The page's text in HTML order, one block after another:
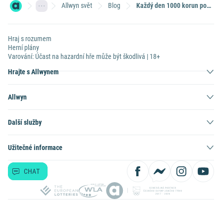
Allwyn svět Blog Každý den 1000 korun po celý rok. Co byste s výhrou v Mini rentě udělali vy?
Hraj s rozumem
Herní plány
Varování: Účast na hazardní hře může být škodlivá | 18+
Hrajte s Allwynem
Allwyn
Další služby
Užitečné informace
CHAT